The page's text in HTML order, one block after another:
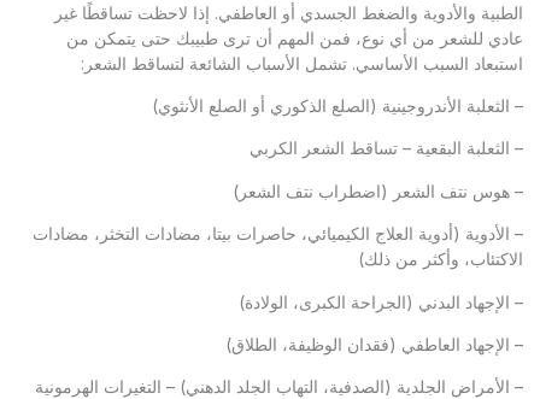
والأدوية والضغط الجسدي أو العاطفي. إذا لاحظت تساقطًا غير
للشعر من أي نوع، فمن المهم أن ترى طبيبك حتى يتمكن من
السبب الأساسي. تشمل الأسباب الشائعة لتساقط الشعر:
الأندروجينية (الصلع الذكوري أو الصلع الأنثوي)
البقعية – تساقط الشعر الكربي
هوس نتف الشعر (اضطراب نتف الشعر)
(أدوية العلاج الكيميائي، حاصرات بيتا، مضادات التخثر، مضادات
وأكثر من ذلك)
البدني (الجراحة الكبرى، الولادة)
العاطفي (فقدان الوظيفة، الطلاق)
الجلدية (الصدفية، التهاب الجلد الدهني) – التغيرات الهرمونية